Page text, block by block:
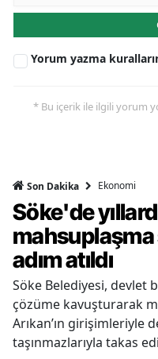
Yorum yazma
* Bu içerik ile ilgili yorum
Son Dakika Ekonomi
Söke'de
adım atıldı
Söke Belediyesi, devlet
çözüme kavuşturarak
Arıkan’ın girişimleriyle
taşınmazlarıyla takas